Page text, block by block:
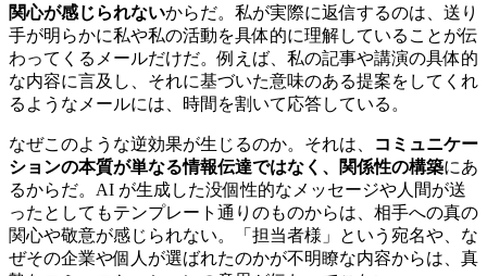
関心が感じられないからだ。私が実際に返信するのは、送り
手が明らかに私や私の活動を具体的に理解していることが伝
わってくるメールだけだ。例えば、私の記事や講演の具体的
な内容に言及し、それに基づいた意味のある提案をしてくれ
るようなメールには、時間を割いて応答している。
なぜこのような逆効果が生じるのか。それは、
コミュニケー
ションの本質が単なる情報伝達ではなく、関係性の構築にあ
るからだ。AI が生成した没個性的なメッセージや人間が送
ったとしてもテンプレート通りのものからは、相手への真の
関心や敬意が感じられない。「担当者様」という宛名や、な
ぜその企業や個人が選ばれたのかが不明瞭な内容からは、真